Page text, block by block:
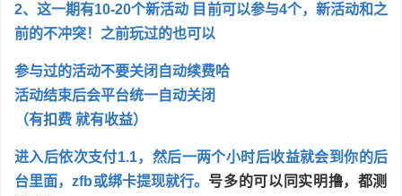
2、这一期有10-20个新活动 目前可以参与4个，新活动和之
前的不冲突！之前玩过的也可以
参与过的活动不要关闭自动续费哈
活动结束后会平台统一自动关闭
（有扣费 就有收益）
进入后依次支付1.1，然后一两个小时后收益就会到你的后
台里面，zfb或绑卡提现就行。 号多的可以同实明撸，都测